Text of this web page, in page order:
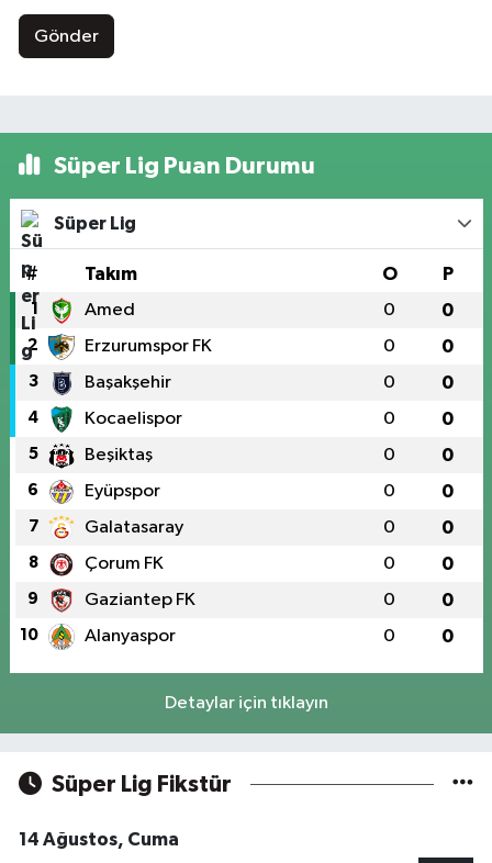
Gönder
Süper Lig Puan Durumu
Süper Lig
# Takım O P
1 Amed 0 0
2 Erzurumspor FK 0 0
3 Başakşehir 0 0
4 Kocaelispor 0 0
5 Beşiktaş 0 0
6 Eyüpspor 0 0
7 Galatasaray 0 0
8 Çorum FK 0 0
9 Gaziantep FK 0 0
10 Alanyaspor 0 0
Detaylar için tıklayın
Süper Lig Fikstür
14 Ağustos, Cuma